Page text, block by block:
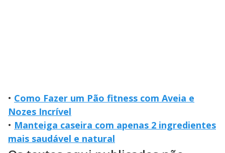
• Como Fazer um Pão fitness com Aveia e
Nozes Incrível
• Manteiga caseira com apenas 2 ingredientes
mais saudável e natural